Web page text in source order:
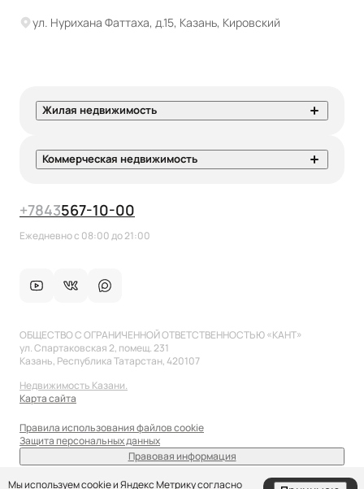
ул. Нурихана Фаттаха, д.15, Казань, Кировский
Жилая недвижимость
Коммерческая недвижимость
+7843567-10-00
Ежедневно с 08:00 до 21:00
ОБЩЕСТВО С ОГРАНИЧЕННОЙ ОТВЕТСТВЕННОСТЬЮ «КАНТ»
ул. Спартаковская 2, помещ. 231
Казань, Республика Татарстан, 420107
Недвижимость Казани.
Карта сайта
Правила использования файлов cookie
Защита персональных данных
Правовая информация
Мы используем cookie и Яндекс Метрику согласно